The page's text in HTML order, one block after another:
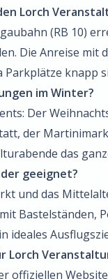
Lorch
(RB 10)
Die Anreise mit
Parkplätze knapp
im Winter?
Der
der
das
geeignet?
und das
Bastelständen,
ideales
Lorch
offiziellen